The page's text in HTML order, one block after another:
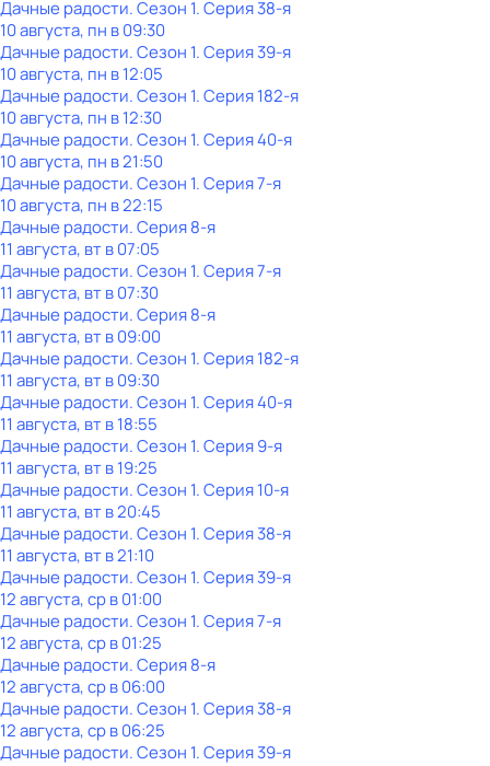
Дачные радости. Сезон 1. Серия 38-я
10 августа, пн в 09:30
Дачные радости. Сезон 1. Серия 39-я
10 августа, пн в 12:05
Дачные радости. Сезон 1. Серия 182-я
10 августа, пн в 12:30
Дачные радости. Сезон 1. Серия 40-я
10 августа, пн в 21:50
Дачные радости. Сезон 1. Серия 7-я
10 августа, пн в 22:15
Дачные радости. Серия 8-я
11 августа, вт в 07:05
Дачные радости. Сезон 1. Серия 7-я
11 августа, вт в 07:30
Дачные радости. Серия 8-я
11 августа, вт в 09:00
Дачные радости. Сезон 1. Серия 182-я
11 августа, вт в 09:30
Дачные радости. Сезон 1. Серия 40-я
11 августа, вт в 18:55
Дачные радости. Сезон 1. Серия 9-я
11 августа, вт в 19:25
Дачные радости. Сезон 1. Серия 10-я
11 августа, вт в 20:45
Дачные радости. Сезон 1. Серия 38-я
11 августа, вт в 21:10
Дачные радости. Сезон 1. Серия 39-я
12 августа, ср в 01:00
Дачные радости. Сезон 1. Серия 7-я
12 августа, ср в 01:25
Дачные радости. Серия 8-я
12 августа, ср в 06:00
Дачные радости. Сезон 1. Серия 38-я
12 августа, ср в 06:25
Дачные радости. Сезон 1. Серия 39-я